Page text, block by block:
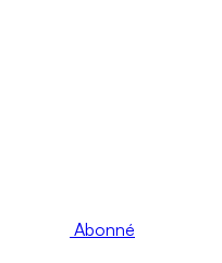
Abonné